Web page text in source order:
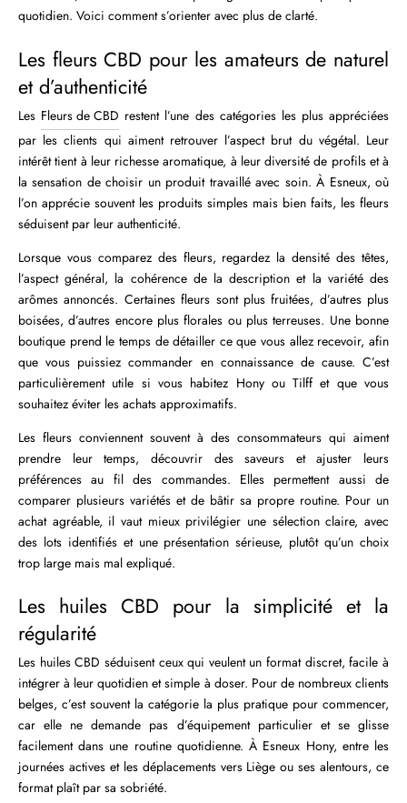
quotidien. Voici comment s’orienter avec plus de clarté.
Les fleurs CBD pour les amateurs de naturel
et d’authenticité
Les Fleurs de CBD restent l’une des catégories les plus appréciées
par les clients qui aiment retrouver l’aspect brut du végétal. Leur
intérêt tient à leur richesse aromatique, à leur diversité de profils et à
la sensation de choisir un produit travaillé avec soin. À Esneux, où
l’on apprécie souvent les produits simples mais bien faits, les fleurs
séduisent par leur authenticité.
Lorsque vous comparez des fleurs, regardez la densité des têtes,
l’aspect général, la cohérence de la description et la variété des
arômes annoncés. Certaines fleurs sont plus fruitées, d’autres plus
boisées, d’autres encore plus florales ou plus terreuses. Une bonne
boutique prend le temps de détailler ce que vous allez recevoir, afin
que vous puissiez commander en connaissance de cause. C’est
particulièrement utile si vous habitez Hony ou Tilff et que vous
souhaitez éviter les achats approximatifs.
Les fleurs conviennent souvent à des consommateurs qui aiment
prendre leur temps, découvrir des saveurs et ajuster leurs
préférences au fil des commandes. Elles permettent aussi de
comparer plusieurs variétés et de bâtir sa propre routine. Pour un
achat agréable, il vaut mieux privilégier une sélection claire, avec
des lots identifiés et une présentation sérieuse, plutôt qu’un choix
trop large mais mal expliqué.
Les huiles CBD pour la simplicité et la
régularité
Les huiles CBD séduisent ceux qui veulent un format discret, facile à
intégrer à leur quotidien et simple à doser. Pour de nombreux clients
belges, c’est souvent la catégorie la plus pratique pour commencer,
car elle ne demande pas d’équipement particulier et se glisse
facilement dans une routine quotidienne. À Esneux Hony, entre les
journées actives et les déplacements vers Liège ou ses alentours, ce
format plaît par sa sobriété.